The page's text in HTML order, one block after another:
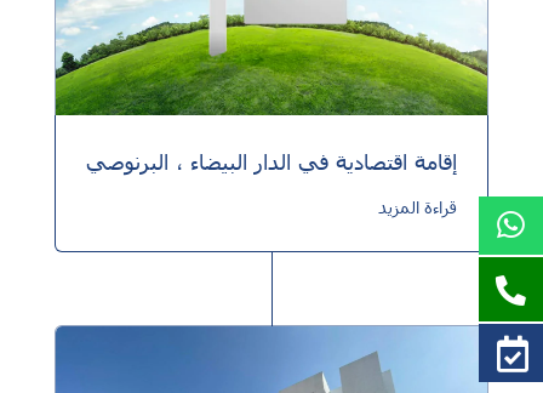
إقامة اقتصادية في الدار البيضاء ، البرنوصي
قراءة المزيد